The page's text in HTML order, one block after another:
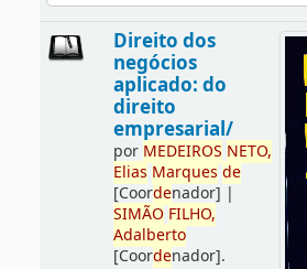
Direito dos
negócios
aplicado: do
direito
empresarial/
por MEDEIROS NETO,
Elias Marques de
[Coordenador] |
SIMÃO FILHO,
Adalberto
[Coordenador].